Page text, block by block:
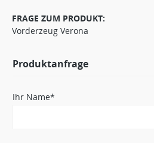
FRAGE ZUM PRODUKT:
Vorderzeug Verona
Produktanfrage
Ihr Name*